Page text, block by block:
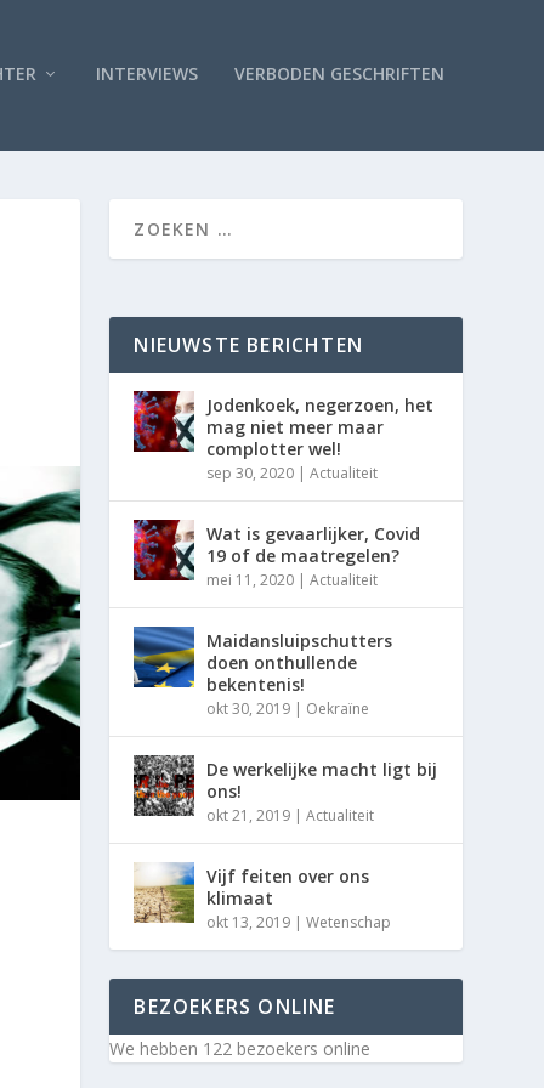
INTERVIEWS VERBODEN GESCHRIFTEN
NIEUWSTE BERICHTEN
Jodenkoek, negerzoen, het
mag niet meer maar
complotter wel!
sep 30, 2020 |Actualiteit
Wat is gevaarlijker, Covid
19 of de maatregelen?
mei 11, 2020 |Actualiteit
Maidansluipschutters
doen onthullende
bekentenis!
okt 30, 2019 | Oekraïne
De werkelijke macht ligt bij
ons!
okt 21, 2019 |Actualiteit
Vijf feiten over ons
klimaat
okt 13, 2019 |Wetenschap
BEZOEKERS ONLINE
We hebben 122 bezoekers online